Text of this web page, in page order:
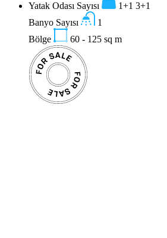
Yatak Odası Sayısı
1+1 3+1
Banyo Sayısı
1
Bölge
60 - 125 sq m